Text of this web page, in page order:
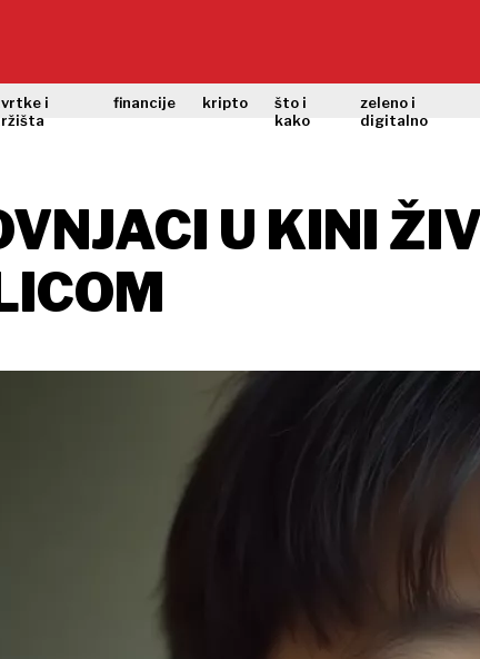
i
financije kripto
što i
kako
zeleno i
digitalno
U KINI